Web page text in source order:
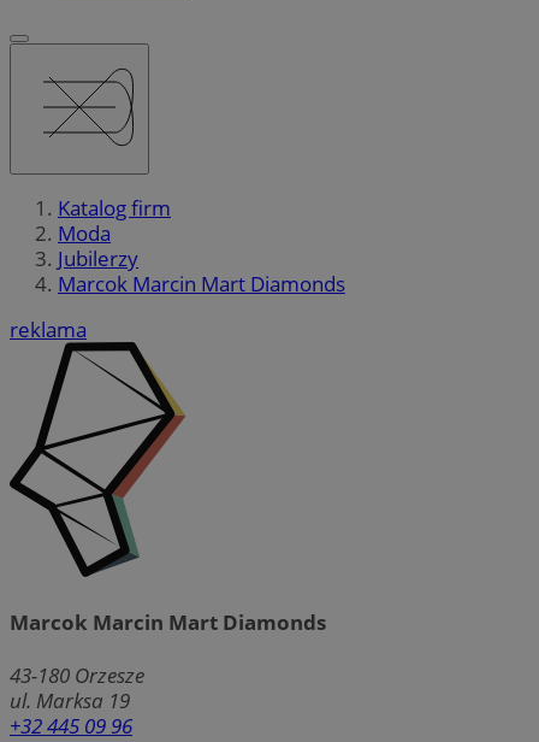
Katalog firm
Moda
Jubilerzy
Marcok Marcin Mart Diamonds
reklama
Marcok Marcin Mart Diamonds
43-180 Orzesze
ul. Marksa 19
+32 445 09 96